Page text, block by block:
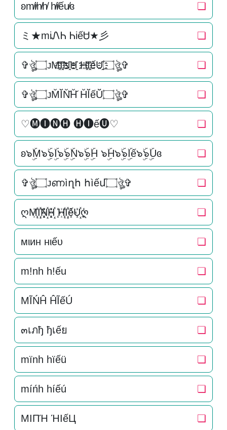
ʚm̸i̸n̸h̸ h̸i̸ếu̸ɞ ❏
ミ★miᏁᏂ ᏂiếᏌ★彡 ❏
✞ঔৣ۝ᴊM҈I҈҈N҈҈H҈҈ H҈I҈҈ếU҈҈۝ঔৣ✞ ❏
✞ঔৣ۝ᴊM̆Ĭ̆N̆̆H̆̆ H̆Ĭ̆ếŬ̆۝ঔৣ✞ ❏
♡🅜🅘🅝🅗 🅗🅘ế🅤♡ ❏
ʚ๖ۣۜM๖ۣۜ๖ۣۜI๖ۣۜ๖ۣۜN๖ۣۜ๖ۣۜH ๖ۣۜH๖ۣۜ๖ۣۜIế๖ۣۜ๖ۣۜUɞ ❏
✞ঔৣ۝ᴊണìղհ հìếմ۝ঔৣ✞ ❏
ღM꙰I꙰꙰N꙰꙰H꙰꙰ H꙰I꙰꙰ếU꙰꙰ღ ❏
мιин нιếυ ❏
m!nh h!ếu ❏
MĨŃĤ ĤĨếÚ ❏
๓เภђ ђเếย ❏
mïnh hïếü ❏
míńh híếú ❏
MIПΉ ΉIếЦ ❏